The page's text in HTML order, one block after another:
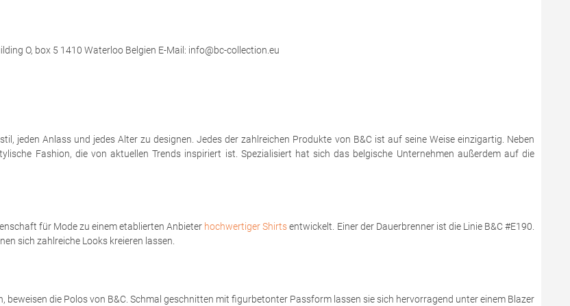
O, box 5 1410 Waterloo Belgien E-Mail: info@bc-collection.eu
jeden Anlass und jedes Alter zu designen. Jedes der zahlreichen Produkte von B&C ist auf seine Weise einzigartig. Neben
Fashion, die von aktuellen Trends inspiriert ist. Spezialisiert hat sich das belgische Unternehmen außerdem auf die
für Mode zu einem etablierten Anbieter hochwertiger Shirtsentwickelt. Einer der Dauerbrenner ist die Linie B&C #E190.
sich zahlreiche Looks kreieren lassen.
beweisen die Polos von B&C. Schmal geschnitten mit figurbetonter Passform lassen sie sich hervorragend unter einem Blazer